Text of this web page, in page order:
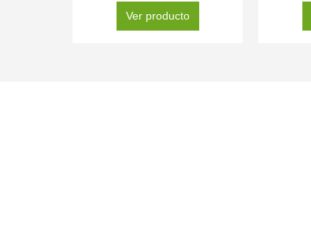
Ver producto